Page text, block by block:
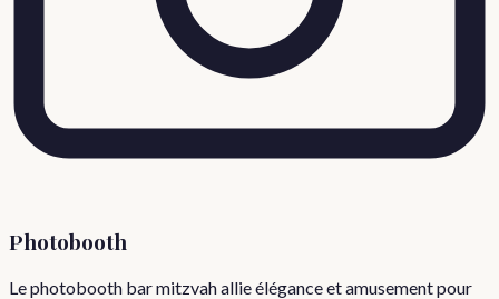
Photobooth
Le photobooth bar mitzvah allie élégance et amusement pour